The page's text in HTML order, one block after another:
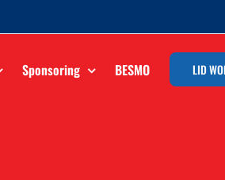
Sponsoring BESMO LID